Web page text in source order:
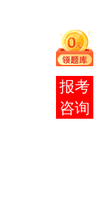
在线
客服